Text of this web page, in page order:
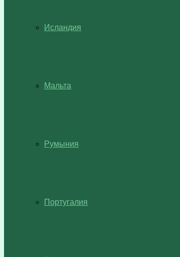
Исландия
Мальта
Румыния
Португалия